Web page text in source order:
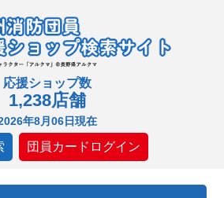
応援ショップ数
1,238店舗
年8月06日現在
団員カードログイン